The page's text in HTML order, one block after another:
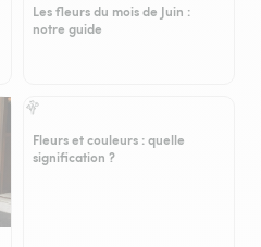
Les fleurs du mois de Juin :
notre guide
Fleurs et couleurs : quelle
signification ?